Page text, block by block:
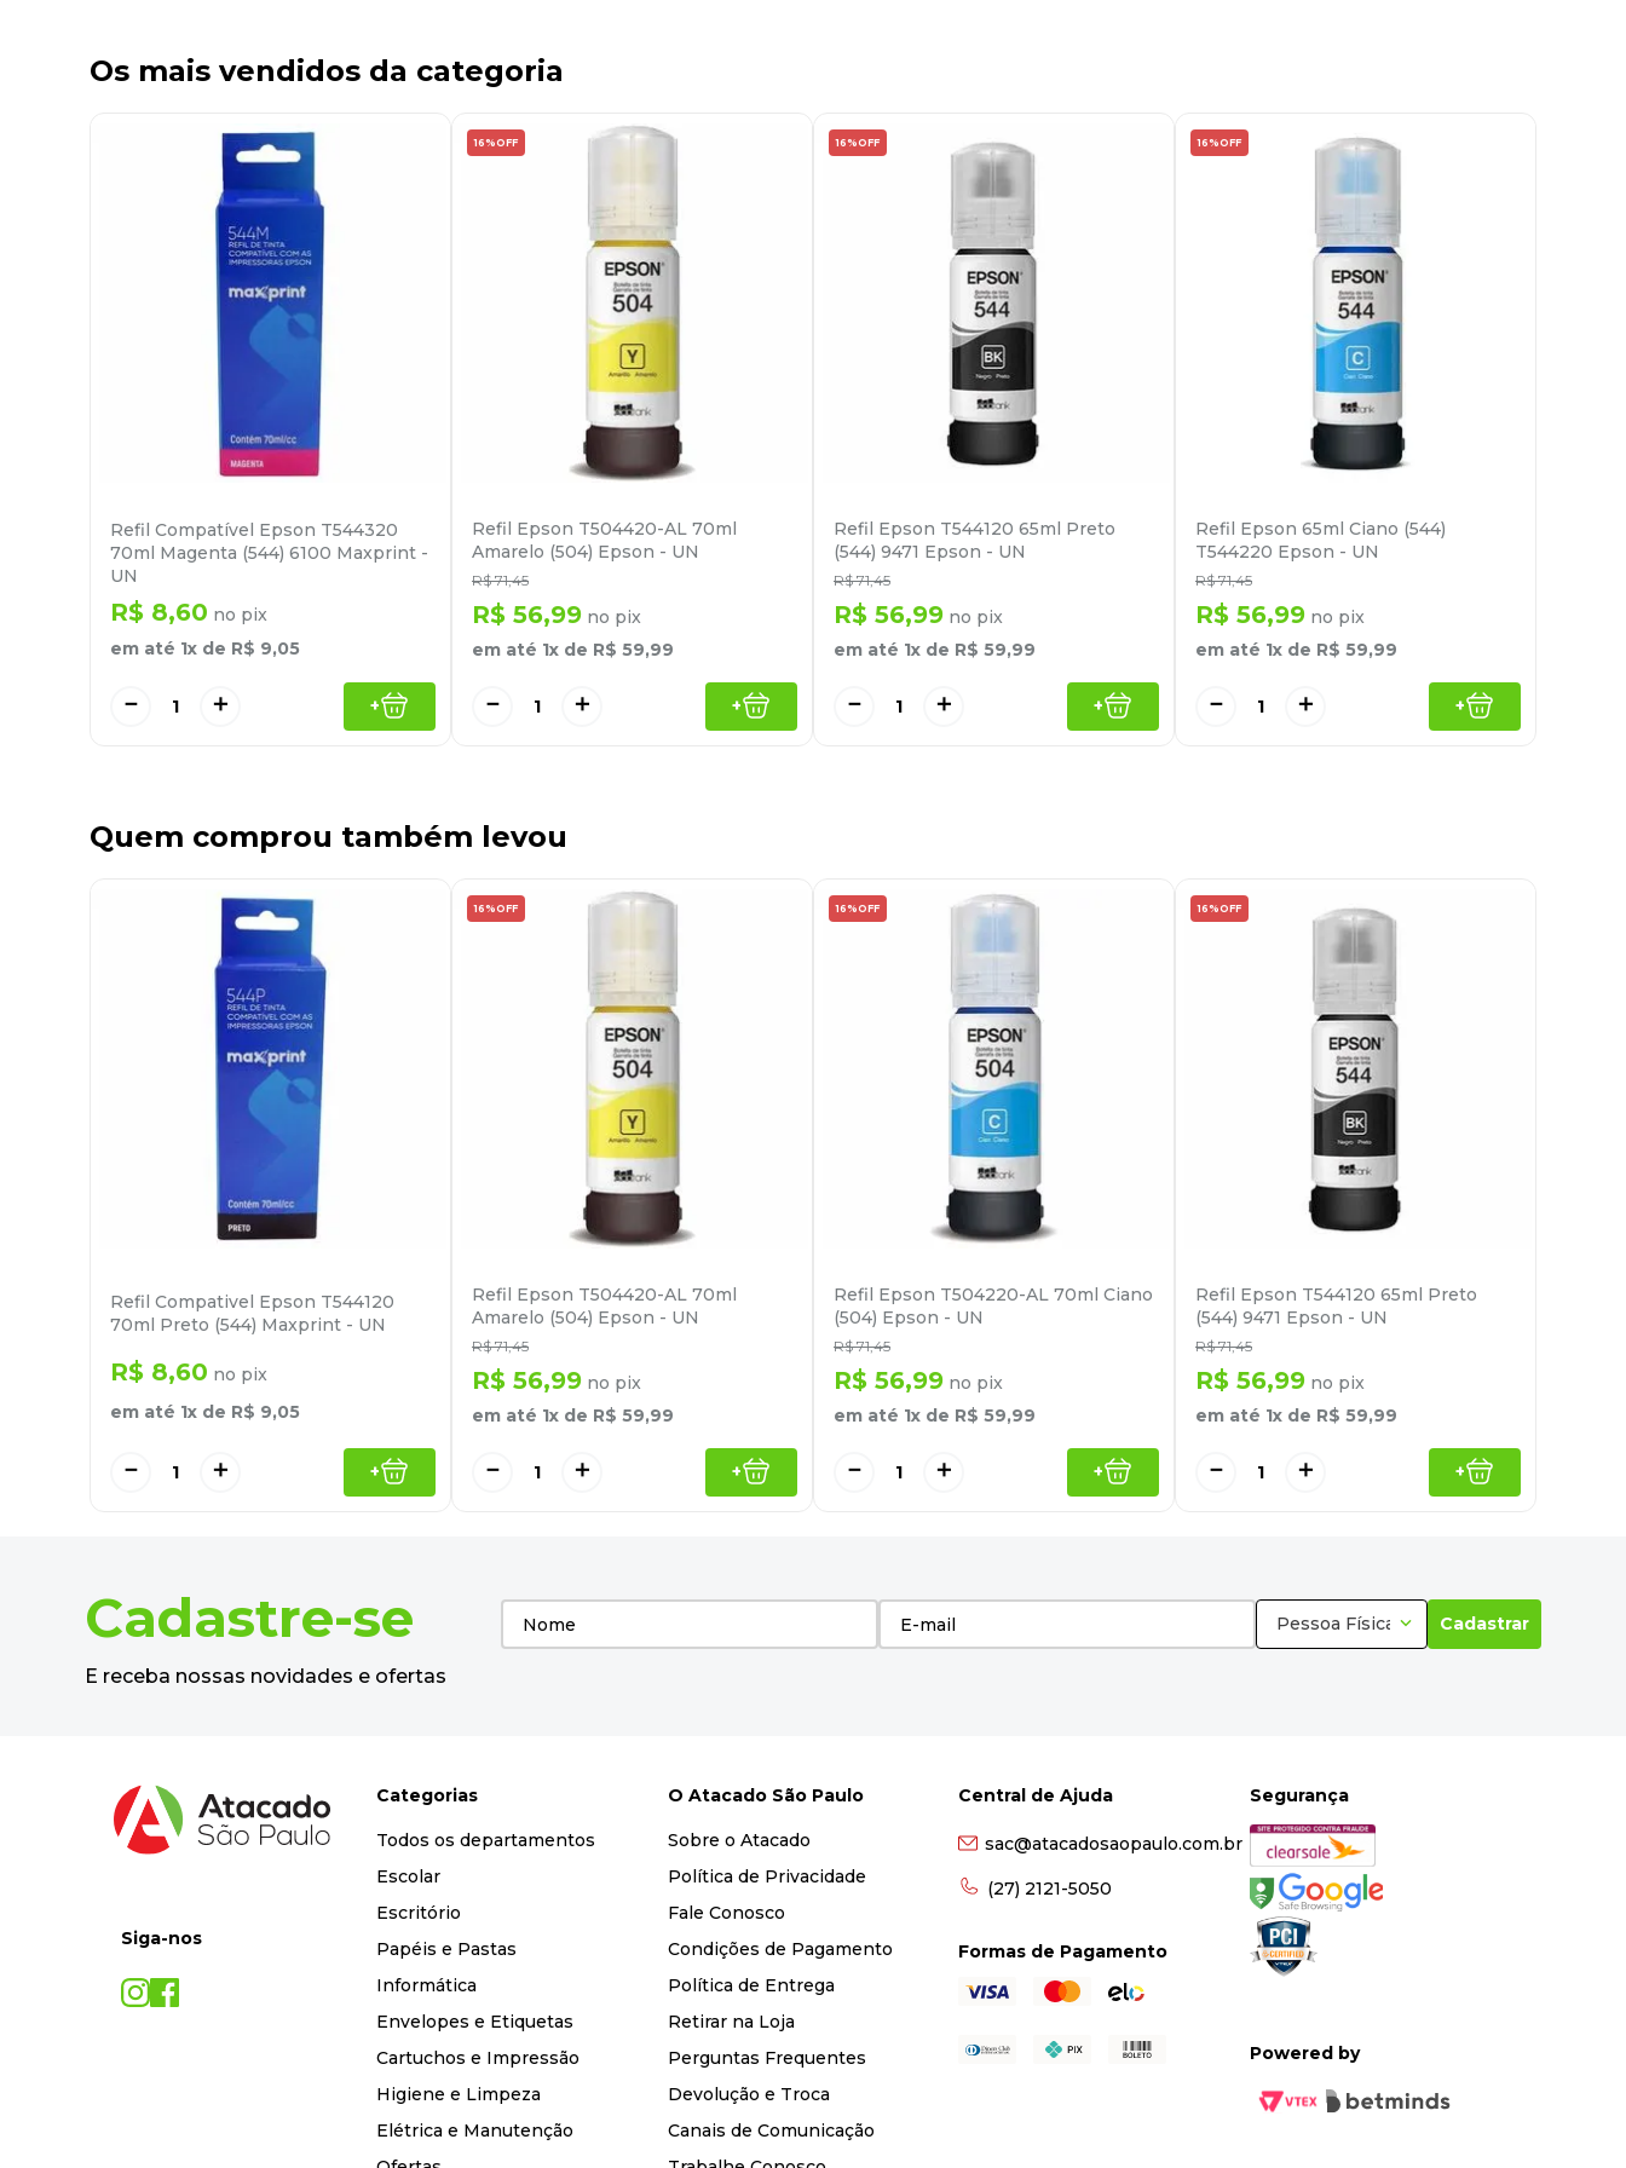
Os mais vendidos da categoria
Refil Compatível Epson T544320
70ml Magenta (544) 6100 Maxprint -
UN
R$ 8,60 no pix
em até 1x de R$ 9,05
＋
－ +
16% OFF
Refil Epson T504420-AL 70ml
Amarelo (504) Epson - UN
R$ 71,45
R$ 56,99 no pix
em até 1x de R$ 59,99
＋
－ +
16% OFF
Refil Epson T544120 65ml Preto
(544) 9471 Epson - UN
R$ 71,45
R$ 56,99 no pix
em até 1x de R$ 59,99
＋
－ +
16% OFF
Refil Epson 65ml Ciano (544)
T544220 Epson - UN
R$ 71,45
R$ 56,99 no pix
em até 1x de R$ 59,99
＋
－ +
Quem comprou também levou
Refil Compativel Epson T544120
70ml Preto (544) Maxprint - UN
R$ 8,60 no pix
em até 1x de R$ 9,05
＋
－ +
16% OFF
Refil Epson T504420-AL 70ml
Amarelo (504) Epson - UN
R$ 71,45
R$ 56,99 no pix
em até 1x de R$ 59,99
＋
－ +
16% OFF
Refil Epson T504220-AL 70ml Ciano
(504) Epson - UN
R$ 71,45
R$ 56,99 no pix
em até 1x de R$ 59,99
＋
－ +
16% OFF
Refil Epson T544120 65ml Preto
(544) 9471 Epson - UN
R$ 71,45
R$ 56,99 no pix
em até 1x de R$ 59,99
＋
－ +
Cadastre-se
E receba nossas novidades e ofertas
Pessoa Física Cadastrar
Siga-nos
Categorias
Todos os departamentos
Escolar
Escritório
Papéis e Pastas
Informática
Envelopes e Etiquetas
Cartuchos e Impressão
Higiene e Limpeza
Elétrica e Manutenção
O Atacado São Paulo
Sobre o Atacado
Política de Privacidade
Fale Conosco
Condições de Pagamento
Política de Entrega
Retirar na Loja
Perguntas Frequentes
Devolução e Troca
Canais de Comunicação
Central de Ajuda
sac@atacadosaopaulo.com.br
(27) 2121-5050
Formas de Pagamento
Segurança
Powered by